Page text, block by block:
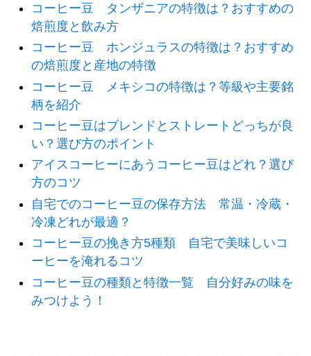
コーヒー豆 タンザニアの特徴は？おすすめの
焙煎度と飲み方
コーヒー豆 ホンジュラスの特徴は？おすすめ
の焙煎度と産地の特徴
コーヒー豆 メキシコの特徴は？等級や主要銘
柄を紹介
コーヒー豆はブレンドとストレートどっちが良
い？選び方のポイント
アイスコーヒーにあうコーヒー豆はどれ？選び
方のコツ
自宅でのコーヒー豆の保存方法 常温・冷蔵・
冷凍どれが最適？
コーヒー豆の挽き方5種類 自宅で美味しいコ
ーヒーを淹れるコツ
コーヒー豆の種類と特徴一覧 自分好みの味を
みつけよう！